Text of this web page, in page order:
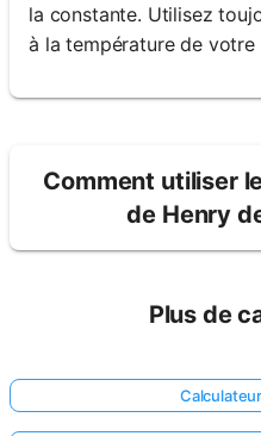
la constante. Utilisez
à la température de votre
Comment utiliser
de Henry
Plus de